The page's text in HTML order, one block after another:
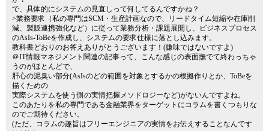
で、具体的にシステムの見直しって何してるんですかね？
>業務要求（私の専門はSCM・生産計画なので、リードタイム短縮や在庫削
減、製販連携強化など）に従って業務分析・課題展開し、ビジネスプロセス
のAsIs-ToBeを作成し、システムの要求仕様に落とし込みます。
教科書どおりのお答えありがとうございます！(嫌味ではないですよ)
＠IT情報マネジメント関連の記事って、こんな感じの表面撫でて終わっちゃ
うのがほとんどで、
肝心の泥臭い部分(AsIsのどの範囲を対象とするかの根拠作りとか、ToBeを
描くための
実際システムを使う側の実情把握メソドロジーなど)がないんですよね。
このあたりを私の専門である金融業界をターゲットにコラムを書くつもりな
のでご期待ください。
(ただ、コラムの趣旨はフリーエンジニアの実情をお伝えすることなんです